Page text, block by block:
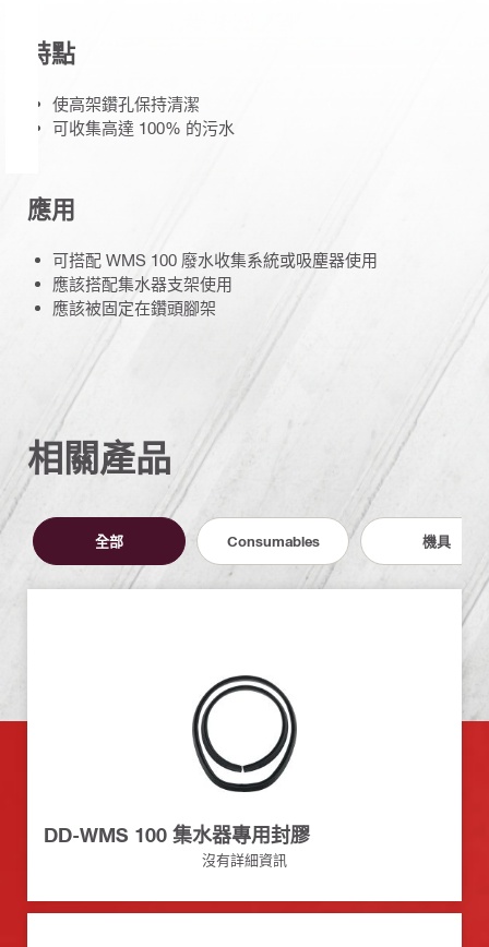
特點
使高架鑽孔保持清潔
可收集高達 100% 的污水
應用
可搭配 WMS 100 廢水收集系統或吸塵器使用
應該搭配集水器支架使用
應該被固定在鑽頭腳架
相關產品
全部 Consumables 機具
DD-WMS 100 集水器專用封膠
沒有詳細資訊